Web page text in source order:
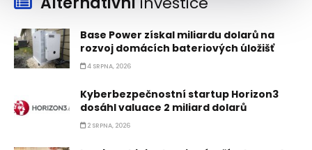
Base Power získal miliardu dolarů na
rozvoj domácích bateriových úložišť
4 SRPNA, 2026
Kyberbezpečnostní startup Horizon3
dosáhl valuace 2 miliard dolarů
2 SRPNA, 2026